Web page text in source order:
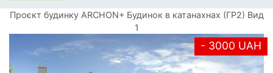
Проєкт будинку ARCHON+ Будинок в катанахнах (ГР2) Вид
1
- 3000 UAH